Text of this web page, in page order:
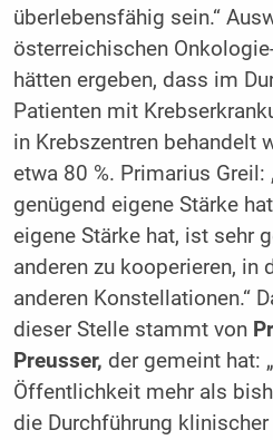
überlebensfähig sein.“
österreichischen
hätten ergeben, dass im
Patienten mit
in Krebszentren behandelt
etwa 80 %. Primarius
genügend eigene Stärke
eigene Stärke hat, ist sehr
anderen zu kooperieren, in
anderen Konstellationen.“
dieser Stelle stammt von
Preusser, der gemeint hat:
Öffentlichkeit mehr als
die Durchführung